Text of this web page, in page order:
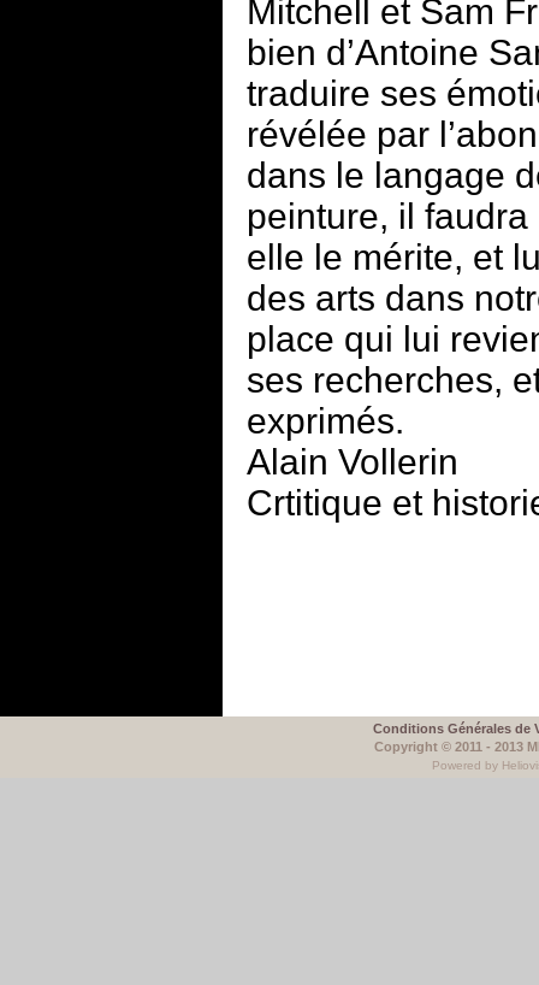
Mitchell et Sam
bien d’Antoine
traduire ses
révélée par
dans le langage
peinture, il
elle le mérite, et
des arts dans
place qui lui
ses recherches,
exprimés.
Alain Vollerin
Crtitique et
Conditions Générales de
Copyright © 2011 - 2013
Powered by